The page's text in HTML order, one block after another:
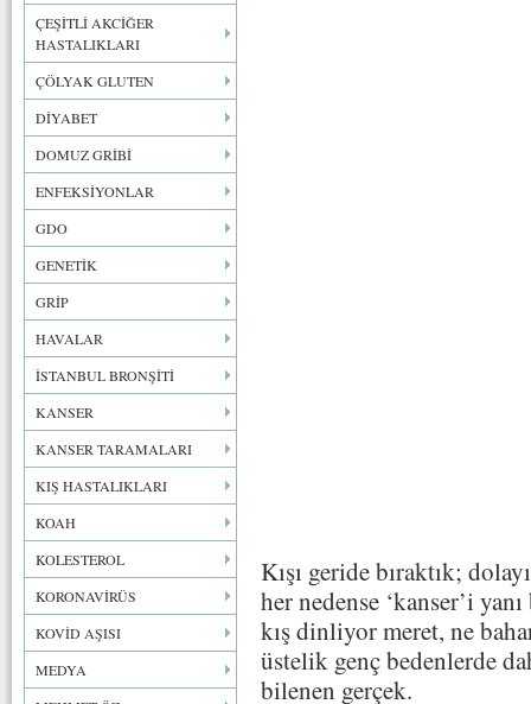
ÇEŞİTLİ AKCİĞER
HASTALIKLARI
ÇÖLYAK GLUTEN
DİYABET
DOMUZ GRİBİ
ENFEKSİYONLAR
GDO
GENETİK
GRİP
HAVALAR
İSTANBUL BRONŞİTİ
KANSER
KANSER TARAMALARI
KIŞ HASTALIKLARI
KOAH
KOLESTEROL
KORONAVİRÜS
KOVİD AŞISI
MEDYA
Kışı geride bıraktık;
her nedense ‘kanser’i
kış dinliyor meret, ne
üstelik genç bedenlerde
bilenen gerçek.